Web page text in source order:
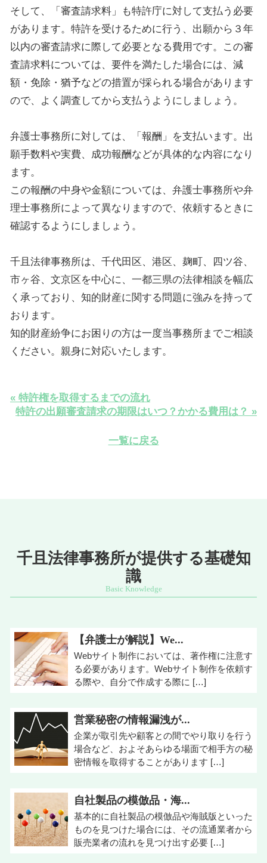
そして、「審査請求料」も特許庁に対して支払う必要
があります。特許を受けるために行う、出願から３年
以内の審査請求に際して必要となる費用です。この審
査請求料については、要件を満たした場合には、減
額・免除・猶予などの措置が採られる場合があります
ので、よく調査してから支払うようにしましょう。
弁護士事務所に対しては、「報酬」を支払います。出
願手数料や実費、成功報酬などが具体的な内容になり
ます。
この報酬の中身や金額については、弁護士事務所や弁
理士事務所によって異なりますので、依頼するときに
確認するようにしましょう。
千且法律事務所は、千代田区、港区、麹町、四ツ谷、
市ヶ谷、文京区を中心に、一都三県の法律相談を幅広
く承っており、知的財産に関する問題に強みを持って
おります。
知的財産紛争にお困りの方は一度当事務所までご相談
ください。親身に対応いたします。
« 特許権を取得するまでの流れ
特許の出願審査請求の期限はいつ？かかる費用は？ »
一覧に戻る
千且法律事務所が提供する基礎知
識
【弁護士が解説】We...
Webサイト制作においては、著作権に注意す
る必要があります。Webサイト制作を依頼す
る際や、自分で作成する際に […]
営業秘密の情報漏洩が...
企業が取引先や顧客との間でやり取りを行う
場合など、およそあらゆる場面で相手方の秘
密情報を取得することがあります […]
自社製品の模倣品・海...
基本的に自社製品の模倣品や海賊版といった
ものを見つけた場合には、その流通業者から
販売業者の流れを見つけ出す必要 […]